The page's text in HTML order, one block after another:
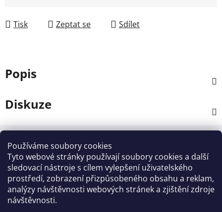
Používáme soubory cookies
Tyto webové stránky používají soubory cookies a další
sledovací nástroje s cílem vylepšení uživatelského
prostředí, zobrazení přizpůsobeného obsahu a reklam,
analýzy návštěvnosti webových stránek a zjištění zdroje
návštěvnosti.
Tisk Zeptat se Sdílet
Popis
Diskuze
Z
Kontakt
info@zahradnictvi-rool.cz
+420728 841700